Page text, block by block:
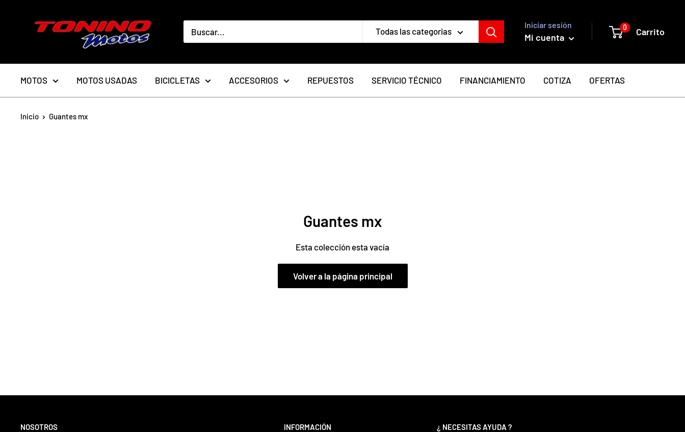
directamente
Todas las categorias
Iniciar sesión
Mi cuenta
0 Carrito
MOTOS MOTOS USADAS BICICLETAS ACCESORIOS REPUESTOS SERVICIO TÉCNICO FINANCIAMIENTO COTIZA OFERTAS
Inicio Guantes mx
Guantes mx
Esta colección esta vacía
Volver a la página principal
NOSOTROS INFORMACIÓN ¿ NECESITAS AYUDA ?